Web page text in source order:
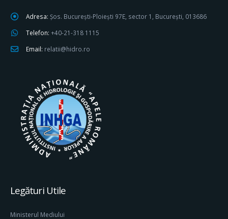
Adresa: Șos. București-Ploiești 97E, sector 1, București, 013686
Telefon: +40-21-318 1115
Email: relatii@hidro.ro
Legături Utile
Ministerul Mediului